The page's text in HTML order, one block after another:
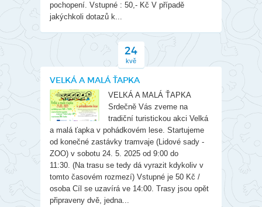
pochopení. Vstupné : 50,- Kč V případě
jakýchkoli dotazů k...
24
kvě
VELKÁ A MALÁ ŤAPKA
VELKÁ A MALÁ ŤAPKA
Srdečně Vás zveme na
tradiční turistickou akci Velká
a malá ťapka v pohádkovém lese. Startujeme
od konečné zastávky tramvaje (Lidové sady -
ZOO) v sobotu 24. 5. 2025 od 9:00 do
11:30. (Na trasu se tedy dá vyrazit kdykoliv v
tomto časovém rozmezí) Vstupné je 50 Kč /
osoba Cíl se uzavírá ve 14:00. Trasy jsou opět
připraveny dvě, jedna...